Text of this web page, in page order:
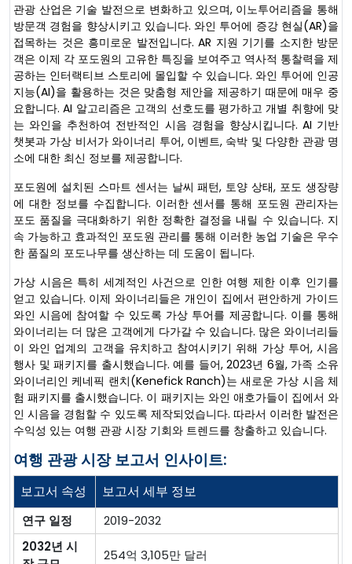
관광 산업은 기술 발전으로 변화하고 있으며, 이노투어리즘을 통해
방문객 경험을 향상시키고 있습니다. 와인 투어에 증강 현실(AR)을
접목하는 것은 흥미로운 발전입니다. AR 지원 기기를 소지한 방문
객은 이제 각 포도원의 고유한 특징을 보여주고 역사적 통찰력을 제
공하는 인터랙티브 스토리에 몰입할 수 있습니다. 와인 투어에 인공
지능(AI)을 활용하는 것은 맞춤형 제안을 제공하기 때문에 매우 중
요합니다. AI 알고리즘은 고객의 선호도를 평가하고 개별 취향에 맞
는 와인을 추천하여 전반적인 시음 경험을 향상시킵니다. AI 기반
챗봇과 가상 비서가 와이너리 투어, 이벤트, 숙박 및 다양한 관광 명
소에 대한 최신 정보를 제공합니다.
포도원에 설치된 스마트 센서는 날씨 패턴, 토양 상태, 포도 생장량
에 대한 정보를 수집합니다. 이러한 센서를 통해 포도원 관리자는
포도 품질을 극대화하기 위한 정확한 결정을 내릴 수 있습니다. 지
속 가능하고 효과적인 포도원 관리를 통해 이러한 농업 기술은 우수
한 품질의 포도나무를 생산하는 데 도움이 됩니다.
가상 시음은 특히 세계적인 사건으로 인한 여행 제한 이후 인기를
얻고 있습니다. 이제 와이너리들은 개인이 집에서 편안하게 가이드
와인 시음에 참여할 수 있도록 가상 투어를 제공합니다. 이를 통해
와이너리는 더 많은 고객에게 다가갈 수 있습니다. 많은 와이너리들
이 와인 업계의 고객을 유치하고 참여시키기 위해 가상 투어, 시음
행사 및 패키지를 출시했습니다. 예를 들어, 2023년 6월, 가족 소유
와이너리인 케네픽 랜치(Kenefick Ranch)는 새로운 가상 시음 체
험 패키지를 출시했습니다. 이 패키지는 와인 애호가들이 집에서 와
인 시음을 경험할 수 있도록 제작되었습니다. 따라서 이러한 발전은
수익성 있는 여행 관광 시장 기회와 트렌드를 창출하고 있습니다.
여행 관광 시장 보고서 인사이트:
보고서 속성 보고서 세부 정보
연구 일정
2019-2032
2032년 시
254억 3,105만 달러